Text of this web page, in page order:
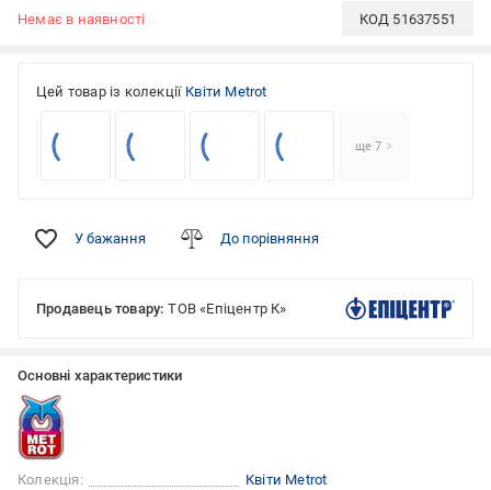
Немає в наявності КОД 51637551
Цей товар із колекції Квіти Metrot
ще 7
У бажання До порівняння
Продавець товару: ТОВ «Епіцентр К»
Основні характеристики
Колекція:
Квіти Metrot